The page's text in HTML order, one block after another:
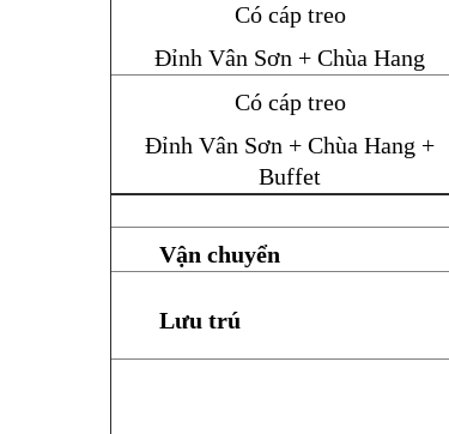
Có cáp treo
Đỉnh Vân Sơn + Chùa Hang
Có cáp treo
Đỉnh Vân Sơn + Chùa Hang +
Buffet
Vận chuyển
Lưu trú